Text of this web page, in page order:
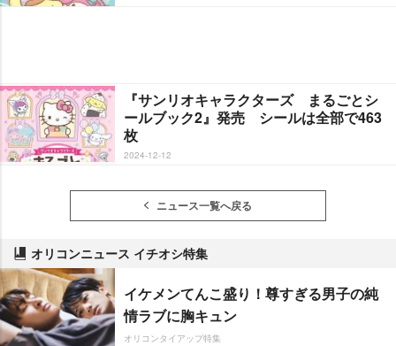
『サンリオキャラクターズ まるごとシ
ールブック2』発売 シールは全部で463
枚
2024-12-12
ニュース一覧へ戻る
オリコンニュース イチオシ特集
イケメンてんこ盛り！尊すぎる男子の純
情ラブに胸キュン
オリコンタイアップ特集